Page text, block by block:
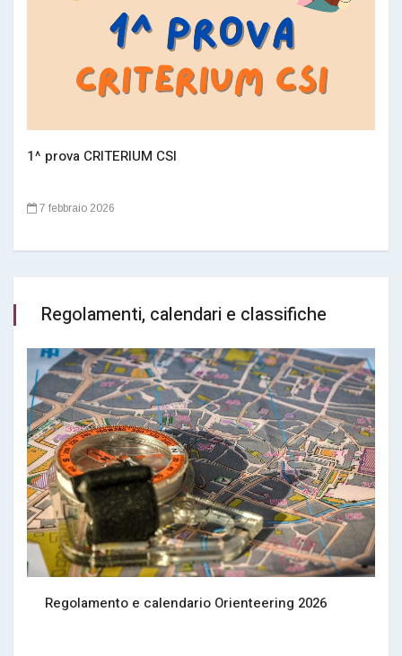
1^ prova CRITERIUM CSI
7 febbraio 2026
Regolamenti, calendari e classifiche
Regolamento e calendario Orienteering 2026